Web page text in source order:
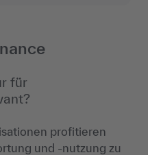
für
profitieren
und -nutzung zu